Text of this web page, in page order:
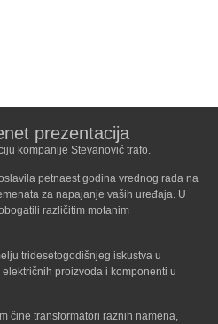
prezentacija
kompanije Stevanović trafo.
petnaest godina vrednog rada na
za napajanje vaših uređaja. U
različitim motanim
tridesetogodišnjeg iskustva u
proizvoda i komponenti u
čine transformatori raznih namena,